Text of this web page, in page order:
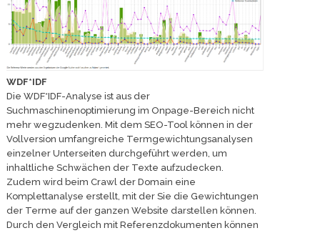
WDF*IDF
Die WDF*IDF-Analyse ist aus der
Suchmaschinenoptimierung im Onpage-Bereich nicht
mehr wegzudenken. Mit dem SEO-Tool können in der
Vollversion umfangreiche Termgewichtungsanalysen
einzelner Unterseiten durchgeführt werden, um
inhaltliche Schwächen der Texte aufzudecken.
Zudem wird beim Crawl der Domain eine
Komplettanalyse erstellt, mit der Sie die Gewichtungen
der Terme auf der ganzen Website darstellen können.
Durch den Vergleich mit Referenzdokumenten können